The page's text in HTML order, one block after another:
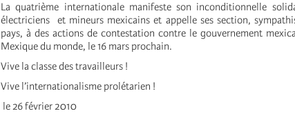
La quatrième internationale manifeste son inconditionnelle
électriciens et mineurs mexicains et appelle ses section,
pays, à des actions de contestation contre le gouvernement
Mexique du monde, le 16 mars prochain.
Vive la classe des travailleurs !
Vive l’internationalisme prolétarien !
le 26 février 2010